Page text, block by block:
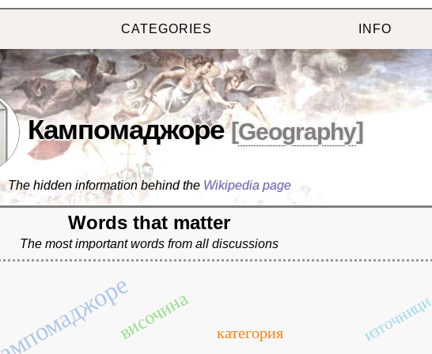
CATEGORIES INFO
Кампомаджоре [Geography]
The hidden information behind the Wikipedia page
Words that matter
The most important words from all discussions
кампомаджоревисочина източници
категория